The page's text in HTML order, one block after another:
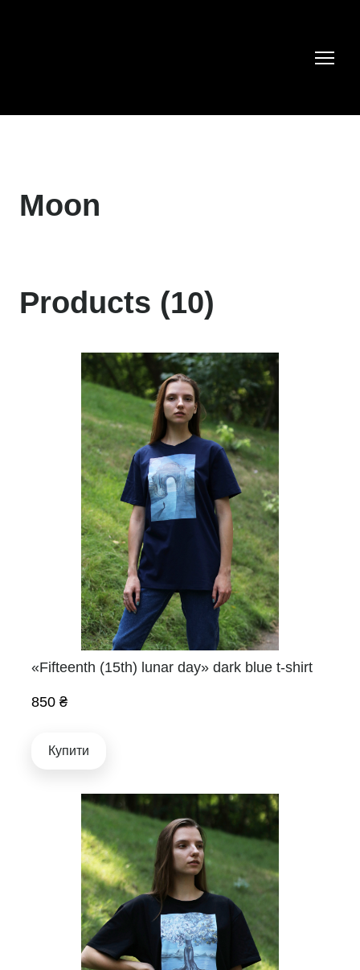
Moon
Products (10)
«Fifteenth (15th) lunar day» dark blue t-shirt
850 ₴
Купити